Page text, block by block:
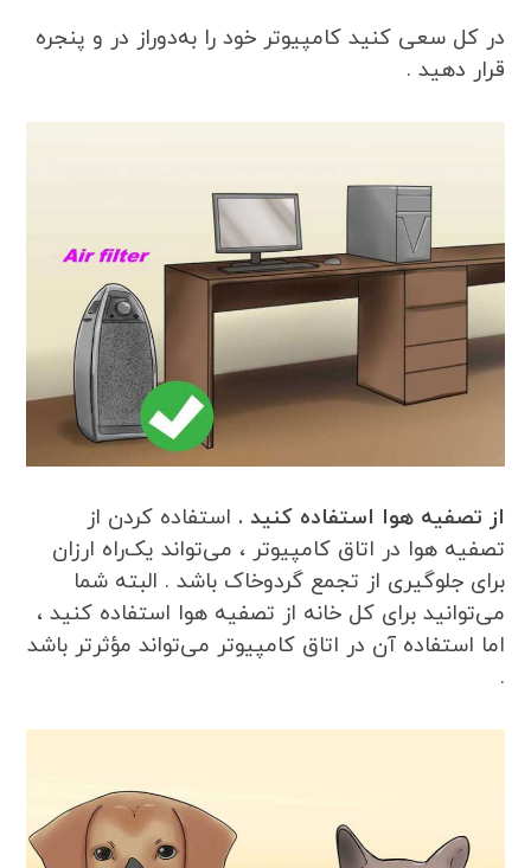
در کل سعی کنید کامپیوتر خود را به‌دوراز در و پنجره
قرار دهید .
از تصفیه هوا استفاده کنید . استفاده کردن از
تصفیه هوا در اتاق کامپیوتر ، می‌تواند یک‌راه ارزان
برای جلوگیری از تجمع گردوخاک باشد . البته شما
می‌توانید برای کل خانه از تصفیه هوا استفاده کنید ،
اما استفاده آن در اتاق کامپیوتر می‌تواند مؤثرتر باشد
.